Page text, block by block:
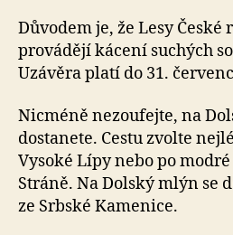
Důvodem je, že Lesy
provádějí kácení suchých
Uzávěra platí do 31.
Nicméně nezoufejte, na
dostanete. Cestu zvolte
Vysoké Lípy nebo po
Stráně. Na Dolský mlýn se
ze Srbské Kamenice.